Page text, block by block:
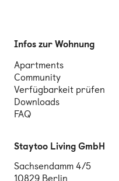
Infos zur Wohnung
Apartments
Community
Verfügbarkeit prüfen
Downloads
FAQ
Staytoo Living GmbH
Sachsendamm 4/5
10829 Berlin